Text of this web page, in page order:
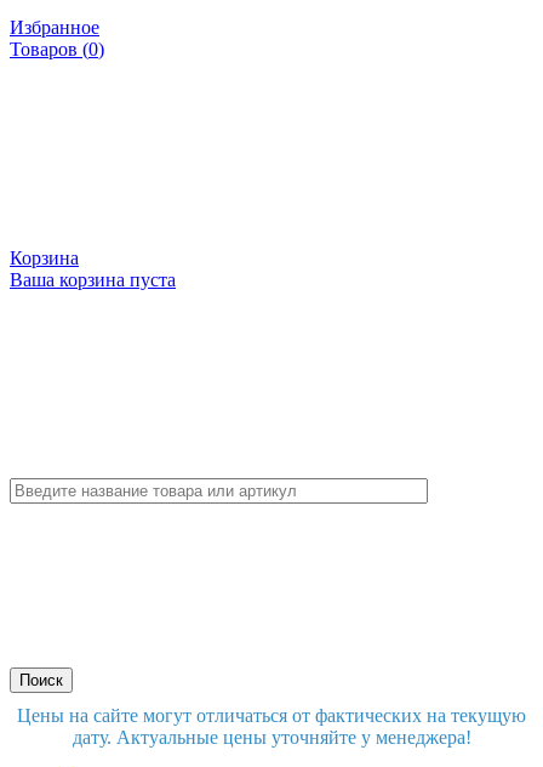
Избранное
Товаров (0)
Корзина
Ваша корзина пуста
Цены на сайте могут отличаться от фактических на текущую
дату. Актуальные цены уточняйте у менеджера!